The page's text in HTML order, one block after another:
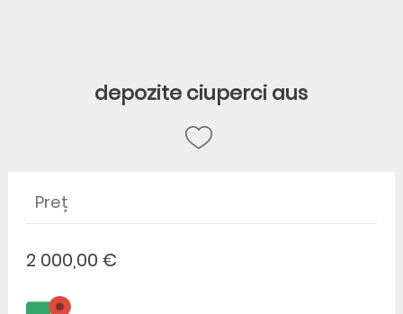
depozite ciuperci aus
Preț
2 000,00 €